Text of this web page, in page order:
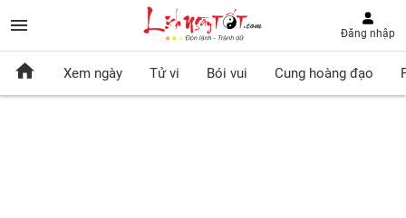
Đăng nhập
Xem ngày Tử vi Bói vui Cung hoàng đạo